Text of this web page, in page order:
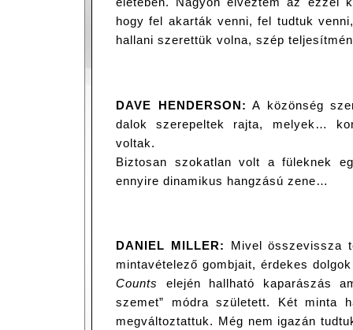
hogy fel akarták venni, fel tudtuk
hallani szerettük volna, szép
DAVE HENDERSON: A közönség
dalok szerepeltek rajta, melyek…
voltak.
Biztosan szokatlan volt a füleknek
ennyire dinamikus hangzású zene…
DANIEL MILLER:
Mivel összevissza
mintavételező gombjait, érdekes
Counts
elején hallható kaparászás
szemet” módra született. Két minta
megváltoztattuk. Még nem igazán